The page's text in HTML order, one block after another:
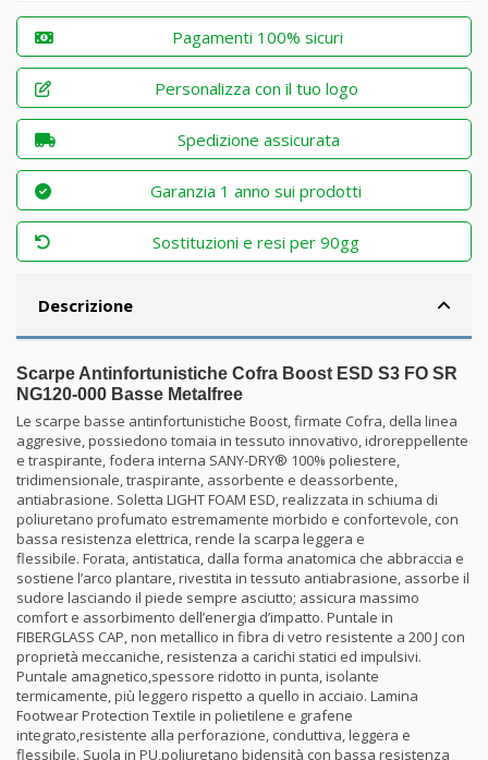
Pagamenti 100% sicuri
Personalizza con il tuo logo
Spedizione assicurata
Garanzia 1 anno sui prodotti
Sostituzioni e resi per 90gg
Descrizione
Scarpe Antinfortunistiche Cofra Boost ESD S3 FO SR
NG120-000 Basse Metalfree
Le scarpe basse antinfortunistiche Boost, firmate Cofra, della linea
aggresive, possiedono tomaia in tessuto innovativo, idroreppellente
e traspirante, fodera interna SANY-DRY® 100% poliestere,
tridimensionale, traspirante, assorbente e deassorbente,
antiabrasione. Soletta LIGHT FOAM ESD, realizzata in schiuma di
poliuretano profumato estremamente morbido e confortevole, con
bassa resistenza elettrica, rende la scarpa leggera e
flessibile. Forata, antistatica, dalla forma anatomica che abbraccia e
sostiene l’arco plantare, rivestita in tessuto antiabrasione, assorbe il
sudore lasciando il piede sempre asciutto; assicura massimo
comfort e assorbimento dell’energia d’impatto. Puntale in
FIBERGLASS CAP, non metallico in fibra di vetro resistente a 200 J con
proprietà meccaniche, resistenza a carichi statici ed impulsivi.
Puntale amagnetico,spessore ridotto in punta, isolante
termicamente, più leggero rispetto a quello in acciaio. Lamina
Footwear Protection Textile in polietilene e grafene
integrato,resistente alla perforazione, conduttiva, leggera e
flessibile. Suola in PU,poliuretano bidensità con bassa resistenza